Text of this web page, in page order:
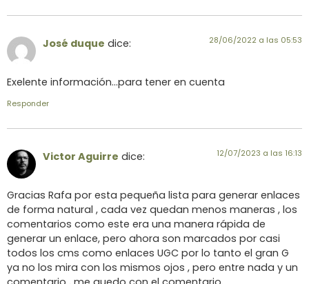
José duque dice: 28/06/2022 a las 05:53
Exelente información…para tener en cuenta
Responder
Victor Aguirre dice: 12/07/2023 a las 16:13
Gracias Rafa por esta pequeña lista para generar enlaces
de forma natural , cada vez quedan menos maneras , los
comentarios como este era una manera rápida de
generar un enlace, pero ahora son marcados por casi
todos los cms como enlaces UGC por lo tanto el gran G
ya no los mira con los mismos ojos , pero entre nada y un